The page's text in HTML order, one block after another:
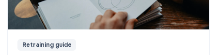
Retraining guide